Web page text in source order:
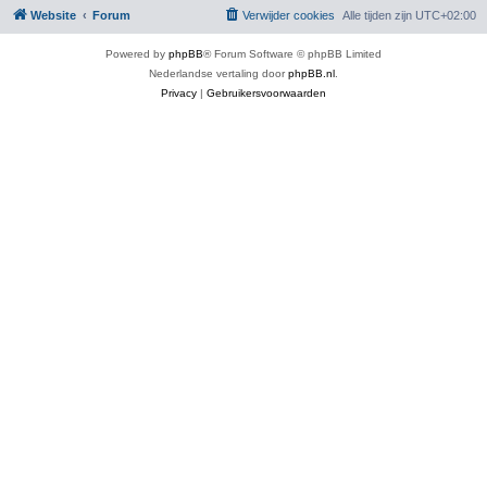
Website Forum Alle tijden zijn UTC+02:00
Verwijder cookies
Powered by phpBB® Forum Software © phpBB Limited
Nederlandse vertaling doorphpBB.nl
Privacy | Gebruikersvoorwaarden